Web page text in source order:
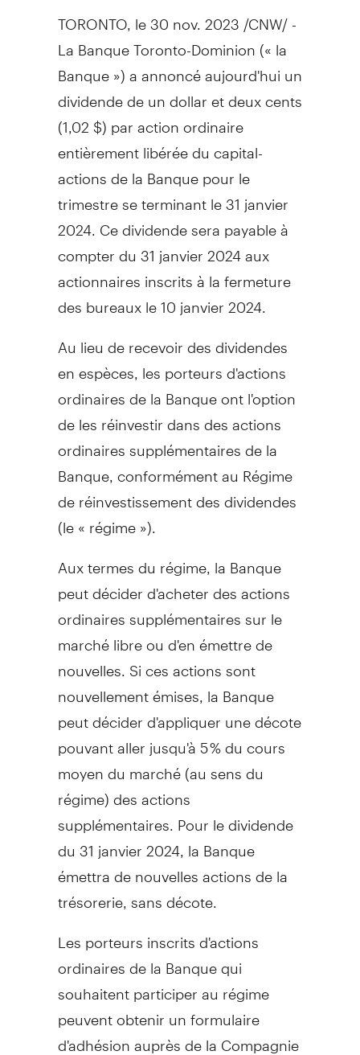
TORONTO, le30 nov. 2023 /CNW/ -
La Banque Toronto-Dominion (« la
Banque ») a annoncé aujourd'hui un
dividende de un dollar et deux cents
(1,02 $) par action ordinaire
entièrement libérée du capital-
actions de la Banque pour le
trimestre se terminant le 31 janvier
2024. Ce dividende sera payable à
compter du 31 janvier 2024 aux
actionnaires inscrits à la fermeture
des bureaux le 10 janvier 2024.
Au lieu de recevoir des dividendes
en espèces, les porteurs d'actions
ordinaires de la Banque ont l'option
de les réinvestir dans des actions
ordinaires supplémentaires de la
Banque, conformément au Régime
de réinvestissement des dividendes
(le « régime »).
Aux termes du régime, la Banque
peut décider d'acheter des actions
ordinaires supplémentaires sur le
marché libre ou d'en émettre de
nouvelles. Si ces actions sont
nouvellement émises, la Banque
peut décider d'appliquer une décote
pouvant aller jusqu'à 5 % du cours
moyen du marché (au sens du
régime) des actions
supplémentaires. Pour le dividende
du 31 janvier 2024, la Banque
émettra de nouvelles actions de la
trésorerie, sans décote.
Les porteurs inscrits d'actions
ordinaires de la Banque qui
souhaitent participer au régime
peuvent obtenir un formulaire
d'adhésion auprès de la Compagnie